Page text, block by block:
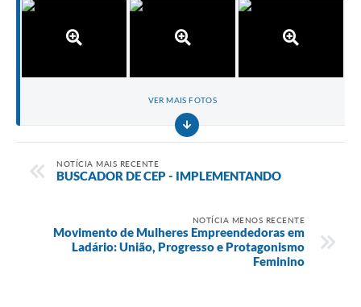
VER MAIS FOTOS
NOTÍCIA MAIS RECENTE
BUSCADOR DE CEP - IMPLEMENTANDO
NOTÍCIA MENOS RECENTE
Movimento de Mulheres Empreendedoras em
Ladário: União, Progresso e Protagonismo
Feminino